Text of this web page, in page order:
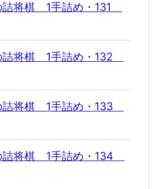
詰将棋 1手詰め・131
詰将棋 1手詰め・132
詰将棋 1手詰め・133
詰将棋 1手詰め・134